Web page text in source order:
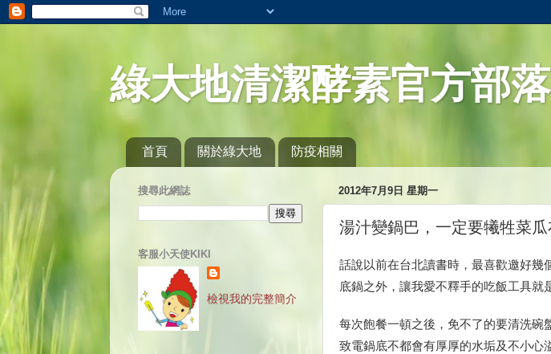
綠大地清潔酵素官方部
首頁 關於綠大地 防疫相關
2012年7月9日 星期一
湯汁變鍋巴，一定要犧牲菜瓜
話說以前在台北讀書時，最喜歡邀好幾
底鍋之外，讓我愛不釋手的吃飯工具就
每次飽餐一頓之後，免不了的要清洗碗
致電鍋底不都會有厚厚的水垢及不小心
搜尋此網誌
客服小天使KIKI
檢視我的完整簡介